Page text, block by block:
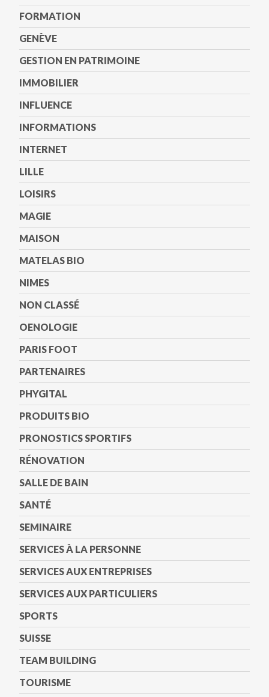
FORMATION
GENÈVE
GESTION EN PATRIMOINE
IMMOBILIER
INFLUENCE
INFORMATIONS
INTERNET
LILLE
LOISIRS
MAGIE
MAISON
MATELAS BIO
NIMES
NON CLASSÉ
OENOLOGIE
PARIS FOOT
PARTENAIRES
PHYGITAL
PRODUITS BIO
PRONOSTICS SPORTIFS
RÉNOVATION
SALLE DE BAIN
SANTÉ
SEMINAIRE
SERVICES À LA PERSONNE
SERVICES AUX ENTREPRISES
SERVICES AUX PARTICULIERS
SPORTS
SUISSE
TEAM BUILDING
TOURISME